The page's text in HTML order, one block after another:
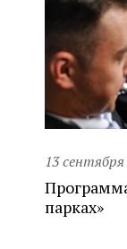
13
парках»